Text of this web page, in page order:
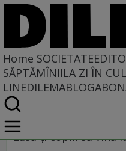
Home SOCIETATE
SĂPTĂMÎNIILA ZI ÎN
LINEDILEMABLOG
Home
Societate
Lasă-ţi copiii să vină